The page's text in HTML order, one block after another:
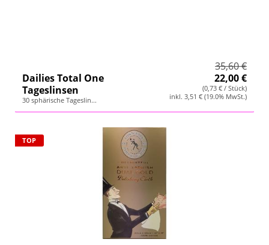
35,60 €
Dailies Total One
Tageslinsen
30 sphärische Tageslin...
22,00 €
(0,73 € / Stück)
inkl. 3,51 € (19.0% MwSt.)
TOP